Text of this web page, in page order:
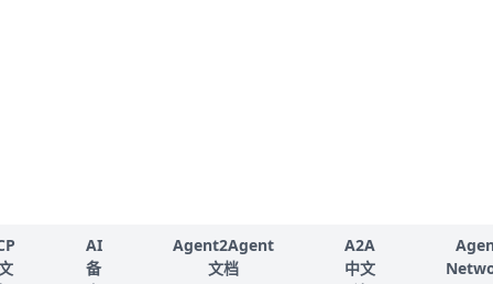
AI
备
Agent2Agent
文档
A2A
中文